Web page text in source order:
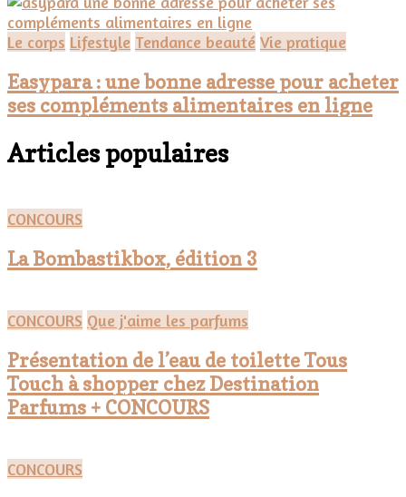
Le corps Lifestyle Tendance beauté Vie pratique
Easypara : une bonne adresse pour acheter
ses compléments alimentaires en ligne
Articles populaires
CONCOURS
La Bombastikbox, édition 3
CONCOURS Que j'aime les parfums
Présentation de l’eau de toilette Tous
Touch à shopper chez Destination
Parfums + CONCOURS
CONCOURS